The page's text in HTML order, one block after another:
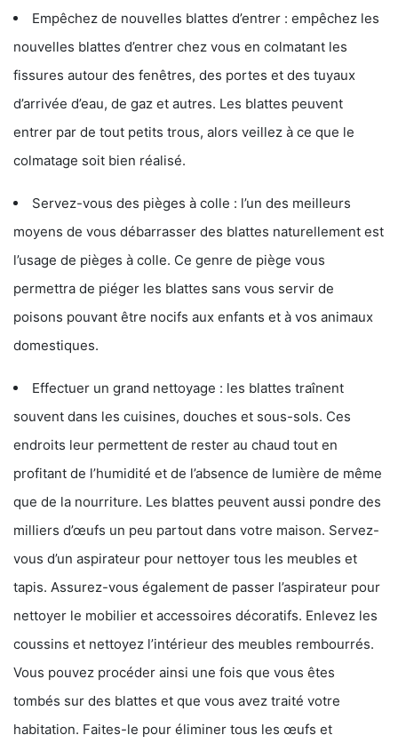
Empêchez de nouvelles blattes d’entrer : empêchez les
nouvelles blattes d’entrer chez vous en colmatant les
fissures autour des fenêtres, des portes et des tuyaux
d’arrivée d’eau, de gaz et autres. Les blattes peuvent
entrer par de tout petits trous, alors veillez à ce que le
colmatage soit bien réalisé.
Servez-vous des pièges à colle : l’un des meilleurs
moyens de vous débarrasser des blattes naturellement est
l’usage de pièges à colle. Ce genre de piège vous
permettra de piéger les blattes sans vous servir de
poisons pouvant être nocifs aux enfants et à vos animaux
domestiques.
Effectuer un grand nettoyage : les blattes traînent
souvent dans les cuisines, douches et sous-sols. Ces
endroits leur permettent de rester au chaud tout en
profitant de l’humidité et de l’absence de lumière de même
que de la nourriture. Les blattes peuvent aussi pondre des
milliers d’œufs un peu partout dans votre maison. Servez-
vous d’un aspirateur pour nettoyer tous les meubles et
tapis. Assurez-vous également de passer l’aspirateur pour
nettoyer le mobilier et accessoires décoratifs. Enlevez les
coussins et nettoyez l’intérieur des meubles rembourrés.
Vous pouvez procéder ainsi une fois que vous êtes
tombés sur des blattes et que vous avez traité votre
habitation. Faites-le pour éliminer tous les œufs et